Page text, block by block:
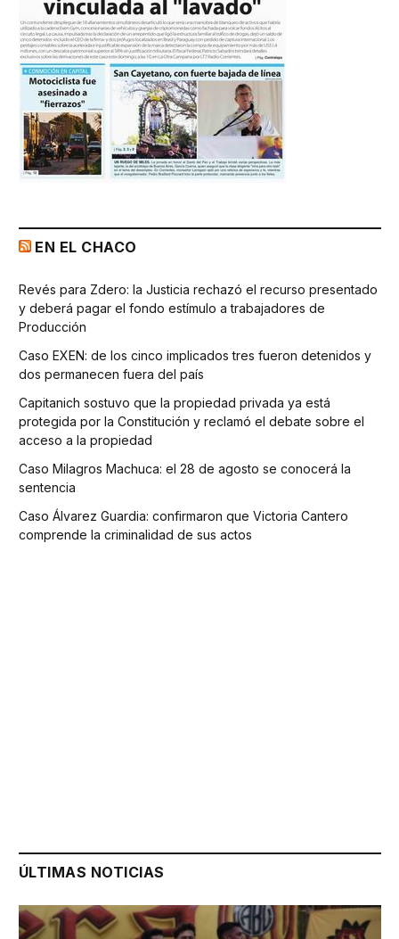
EN EL CHACO
Revés para Zdero: la Justicia rechazó el recurso presentado
y deberá pagar el fondo estímulo a trabajadores de
Producción
Caso EXEN: de los cinco implicados tres fueron detenidos y
dos permanecen fuera del país
Capitanich sostuvo que la propiedad privada ya está
protegida por la Constitución y reclamó el debate sobre el
acceso a la propiedad
Caso Milagros Machuca: el 28 de agosto se conocerá la
sentencia
Caso Álvarez Guardia: confirmaron que Victoria Cantero
comprende la criminalidad de sus actos
ÚLTIMAS NOTICIAS